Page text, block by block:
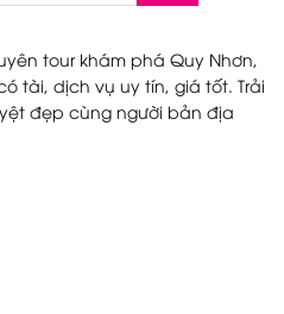
tour khám phá Quy Nhơn,
tài, dịch vụ uy tín, giá tốt. Trải
đẹp cùng người bản địa